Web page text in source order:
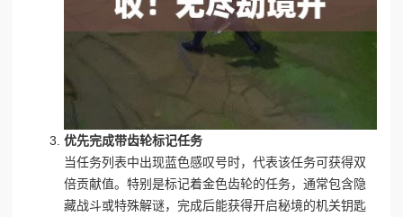
优先完成带齿轮标记任务
当任务列表中出现蓝色感叹号时，代表该任务可获得双
倍贡献值。特别是标记着金色齿轮的任务，通常包含隐
藏战斗或特殊解谜，完成后能获得开启秘境的机关钥匙